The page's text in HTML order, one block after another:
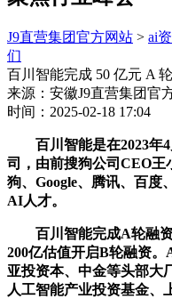
J9直营集团官方网站 > ai
们
百川智能完成 50 亿元 A
来源：安徽J9直营集团官
时间：2025-02-18 17:04
百川智能是在2023年4
司，由前搜狗公司CEO王
狗、Google、腾讯、百度
AI人才。
百川智能完成A轮融资
200亿估值开启B轮融资。
亚投资本、中金等头部大
人工智能产业投资基金、